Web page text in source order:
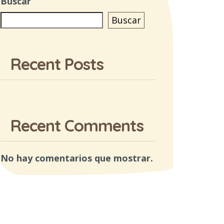
Buscar
Recent Posts
Recent Comments
No hay comentarios que mostrar.